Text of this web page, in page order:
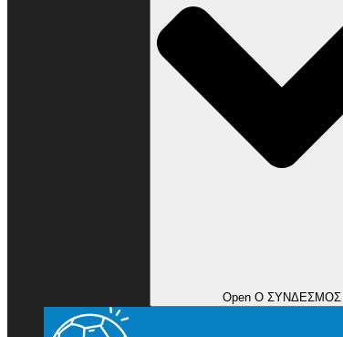
Open Ο ΣΥΝΔΕΣΜΟΣ